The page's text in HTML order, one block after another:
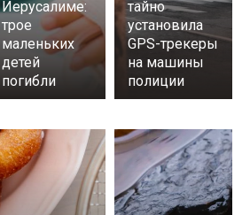
Иерусалиме:
трое
маленьких
детей
погибли
тайно
установила
GPS-трекеры
на машины
полиции